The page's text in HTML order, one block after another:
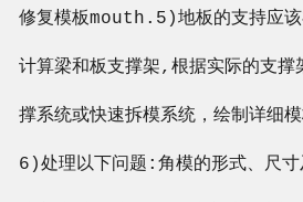
修复模板mouth.5)地板的支持应该
计算梁和板支撑架,根据实际的支撑
撑系统或快速拆模系统，绘制详细模
6)处理以下问题:角模的形式、尺寸